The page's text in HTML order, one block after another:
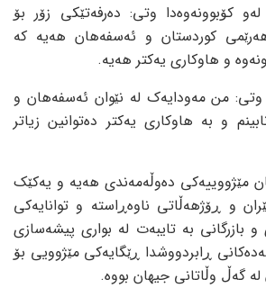
کۆبوونەوەدا وتی: دەرفەتێکی زۆر بۆ
کوردستان و ئەسفەهان هەیە کە
و هاوکاری یەکتر هەیە.
من مەودایەک لە نێوان ئەسفەهان و
و بە هاوکاری یەکتر دەتوانین زیاتر
مێژووییەکی دەوڵەمەندی هەیە و یەکێک
و ڕۆژهەڵاتی ناوەڕاستە و توانایەکی
و بازرگانی بە تایبەت لە بواری پیشەسازی
ڕابردووشدا ڕێگایەکی مێژوویی بۆ
لە گەڵ وڵاتانی جیهان بووە.